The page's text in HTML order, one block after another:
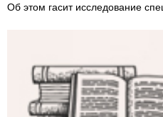
Об этом гасит исследование